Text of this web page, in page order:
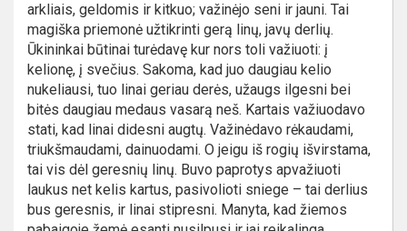
arkliais, geldomis ir kitkuo; važinėjo seni ir jauni. Tai
magiška priemonė užtikrinti gerą linų, javų derlių.
Ūkininkai būtinai turėdavę kur nors toli važiuoti: į
kelionę, į svečius. Sakoma, kad juo daugiau kelio
nukeliausi, tuo linai geriau derės, užaugs ilgesni bei
bitės daugiau medaus vasarą neš. Kartais važiuodavo
stati, kad linai didesni augtų. Važinėdavo rėkaudami,
triukšmaudami, dainuodami. O jeigu iš rogių išvirstama,
tai vis dėl geresnių linų. Buvo paprotys apvažiuoti
laukus net kelis kartus, pasivolioti sniege – tai derlius
bus geresnis, ir linai stipresni. Manyta, kad žiemos